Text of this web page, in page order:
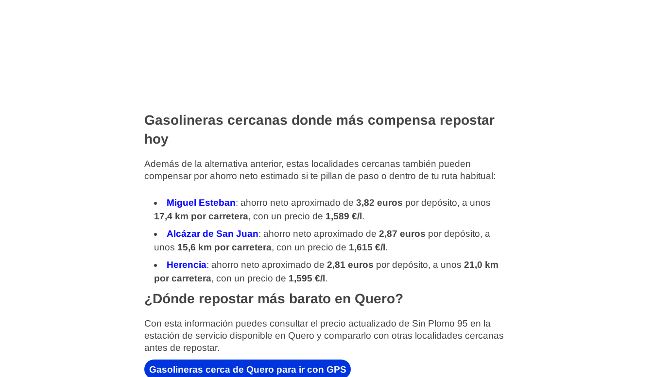
Gasolineras cercanas donde más compensa repostar
hoy
Además de la alternativa anterior, estas localidades cercanas también pueden
compensar por ahorro neto estimado si te pillan de paso o dentro de tu ruta habitual:
Miguel Esteban: ahorro neto aproximado de 3,82 euros por depósito, a unos
17,4 km por carretera, con un precio de 1,589 €/l.
Alcázar de San Juan: ahorro neto aproximado de 2,87 euros por depósito, a
unos 15,6 km por carretera, con un precio de 1,615 €/l.
Herencia: ahorro neto aproximado de 2,81 euros por depósito, a unos 21,0 km
por carretera, con un precio de 1,595 €/l.
¿Dónde repostar más barato en Quero?
Con esta información puedes consultar el precio actualizado de Sin Plomo 95 en la
estación de servicio disponible en Quero y compararlo con otras localidades cercanas
antes de repostar.
Gasolineras cerca de Quero para ir con GPS